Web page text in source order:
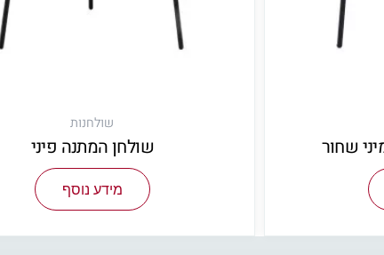
שחור
שולחנות
שולחן המתנה פיני
מידע נוסף